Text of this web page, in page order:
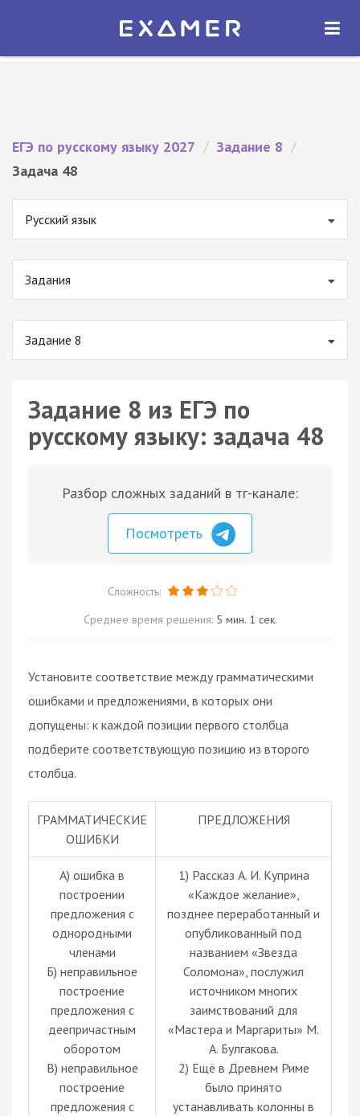
Экзамер — ЕГЭ 2027
ОТКРЫТЬ
ЕГЭ по русскому языку 2027 / Задание 8 /
Задача 48
Русский язык
Задания
Задание 8
Задание 8 из ЕГЭ по
русскому языку: задача 48
Разбор сложных заданий в тг-канале:
Посмотреть
Сложность:
Среднее время решения: 5 мин. 1 сек.
Установите соответствие между грамматическими
ошибками и предложениями, в которых они
допущены: к каждой позиции первого столбца
подберите соответствующую позицию из второго
столбца.
ГРАММАТИЧЕСКИЕ
ОШИБКИ
ПРЕДЛОЖЕНИЯ
А) ошибка в
построении
предложения с
однородными
членами
Б) неправильное
построение
предложения с
деепричастным
оборотом
В) неправильное
построение
предложения с
1) Рассказ А. И. Куприна
«Каждое желание»,
позднее переработанный и
опубликованный под
названием «Звезда
Соломона», послужил
источником многих
заимствований для
«Мастера и Маргариты» М.
А. Булгакова.
2) Ещё в Древнем Риме
было принято
устанавливать колонны в